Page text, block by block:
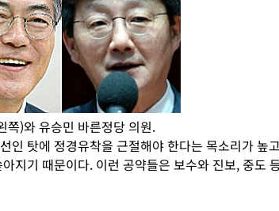
)와 유승민 바른정당 의원.
인 탓에 정경유착을 근절해야 한다는 목소리가 높
지기 때문이다. 이런 공약들은 보수와 진보, 중도